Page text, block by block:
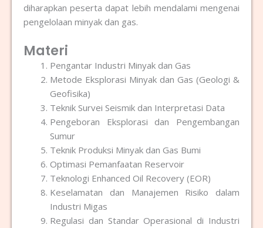
diharapkan peserta dapat lebih mendalami mengenai
pengelolaan minyak dan gas.
Materi
Pengantar Industri Minyak dan Gas
Metode Eksplorasi Minyak dan Gas (Geologi &
Geofisika)
Teknik Survei Seismik dan Interpretasi Data
Pengeboran Eksplorasi dan Pengembangan
Sumur
Teknik Produksi Minyak dan Gas Bumi
Optimasi Pemanfaatan Reservoir
Teknologi Enhanced Oil Recovery (EOR)
Keselamatan dan Manajemen Risiko dalam
Industri Migas
Regulasi dan Standar Operasional di Industri